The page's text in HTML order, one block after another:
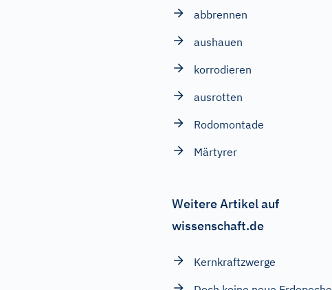
abbrennen
aushauen
korrodieren
ausrotten
Rodomontade
Märtyrer
Weitere Artikel auf
wissenschaft.de
Kernkraftzwerge